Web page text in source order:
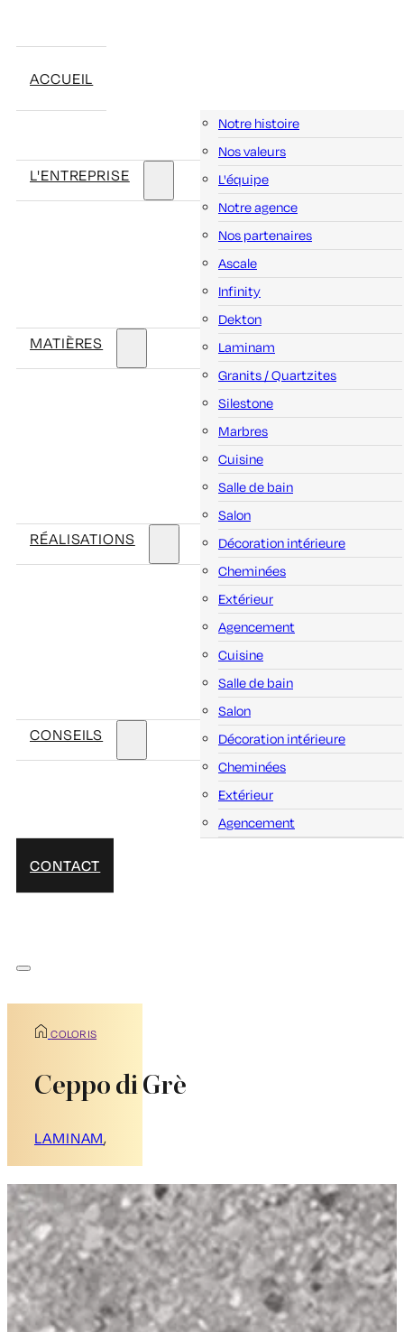
ACCUEIL
L'ENTREPRISE
Notre histoire
Nos valeurs
L'équipe
Notre agence
Nos partenaires
MATIÈRES
Ascale
Infinity
Dekton
Laminam
Granits / Quartzites
Silestone
Marbres
RÉALISATIONS
Cuisine
Salle de bain
Salon
Décoration intérieure
Cheminées
Extérieur
Agencement
CONSEILS
Cuisine
Salle de bain
Salon
Décoration intérieure
Cheminées
Extérieur
Agencement
CONTACT
COLORIS
Ceppo di Grè
LAMINAM